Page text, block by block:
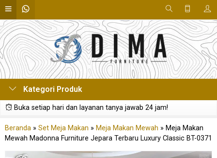
Kategori Produk
Buka setiap hari dan layanan tanya jawab 24 jam!
Beranda » Set Meja Makan » Meja Makan Mewah » Meja Makan
Mewah Madonna Furniture Jepara Terbaru Luxury Classic BT-0371